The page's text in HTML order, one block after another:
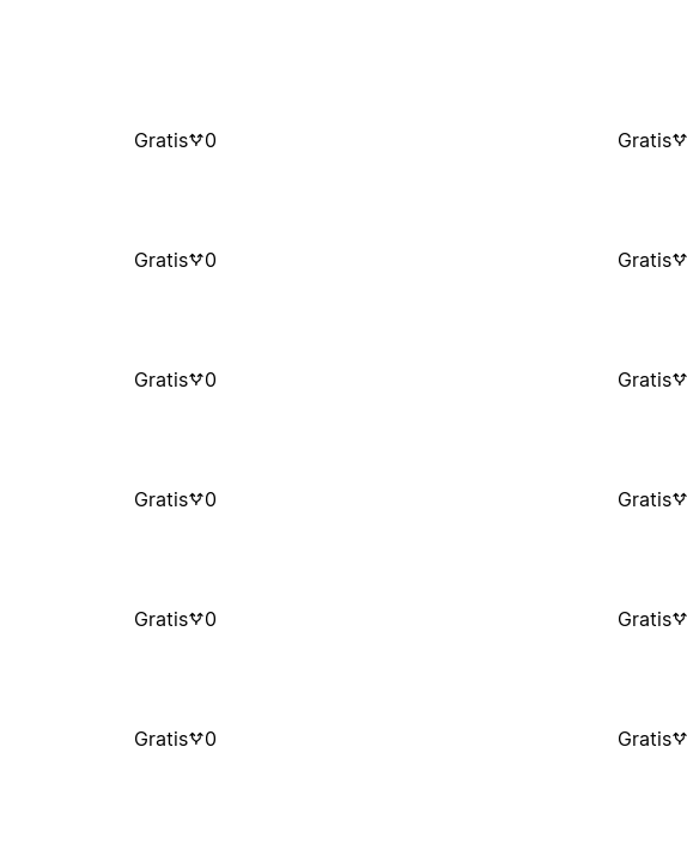
Gratis 0 Gratis
Gratis 0 Gratis
Gratis 0 Gratis
Gratis 0 Gratis
Gratis 0 Gratis
Gratis 0 Gratis